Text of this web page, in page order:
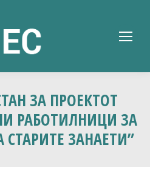
ЗА ПРОЕКТОТ
РАБОТИЛНИЦИ ЗА
ЗАНАЕТИ”